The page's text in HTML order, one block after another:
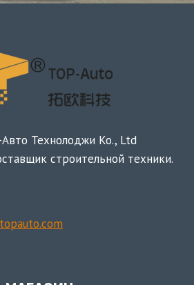
Технолоджи Ко., Ltd
строительной техники.